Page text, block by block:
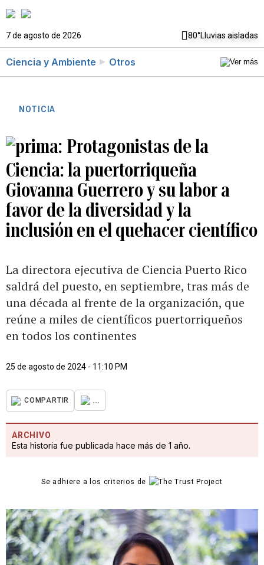
7 de agosto de 2026 80°Lluvias aisladas
Ciencia y Ambiente Otros
NOTICIA
Protagonistas de la
Ciencia: la puertorriqueña
Giovanna Guerrero y su labor a
favor de la diversidad y la
inclusión en el quehacer científico
La directora ejecutiva de Ciencia Puerto Rico
saldrá del puesto, en septiembre, tras más de
una década al frente de la organización, que
reúne a miles de científicos puertorriqueños
en todos los continentes
25 de agosto de 2024 - 11:10 PM
COMPARTIR ...
ARCHIVO
Esta historia fue publicada hace más de 1 año.
Se adhiere a los criterios de